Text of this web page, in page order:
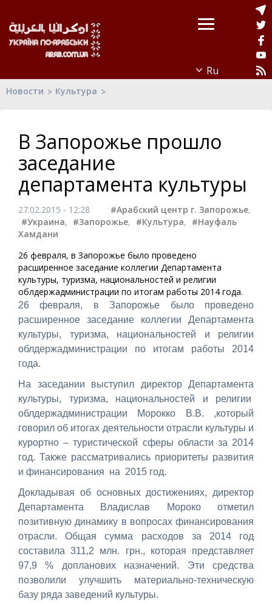
Новости Культура
В Запорожье прошло
заседание
департамента культуры
27.02.2015 - 12:28 #Арабский центр г. Запорожье,
#Украина, #Запорожье, #Культура, #Науфаль
Хамдани
26 февраля, в Запорожье было проведено
расширенное заседание коллегии Департамента
культуры, туризма, национальностей и религии
облдержадминистрации по итогам работы 2014 года.
26 февраля, в Запорожье было проведено
расширенное заседание коллегии Департамента
культуры, туризма, национальностей и религии
облдержадминистрации по итогам работы 2014
года.
На заседании выступил директор Департамента
культуры, туризма, национальностей и религии
облдержадминистрации Морокко В.В. ,который
говорил об итогах деятельности отрасли культуры и
курортно – туристической сферы области за 2014
год. Также рассматривались приоритеты развития
и финансирования на 2015 год.
Докладывая об основных достижениях, директор
Департамента Владислав Мороко отметил
позитивную динамику в вопросах финансирования
отрасли. Общая сумма расходов за 2014 год
составила 311,2 млн. грн., которая представляет
97,9 % допланових назначений. Эти средства
позволили улучшить материально-техническую
базу ряда заведений культуры.